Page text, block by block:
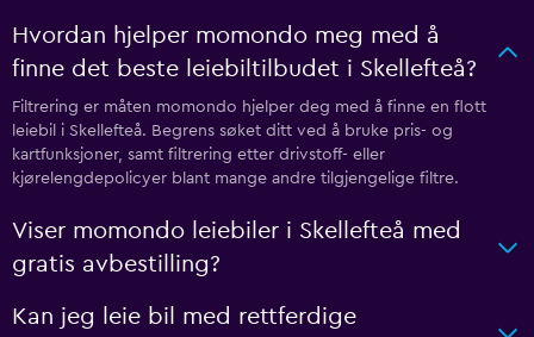
Hvordan hjelper momondo meg med å
finne det beste leiebiltilbudet i Skellefteå?
Filtrering er måten momondo hjelper deg med å finne en flott
leiebil i Skellefteå. Begrens søket ditt ved å bruke pris- og
kartfunksjoner, samt filtrering etter drivstoff- eller
kjørelengdepolicyer blant mange andre tilgjengelige filtre.
Viser momondo leiebiler i Skellefteå med
gratis avbestilling?
Kan jeg leie bil med rettferdige